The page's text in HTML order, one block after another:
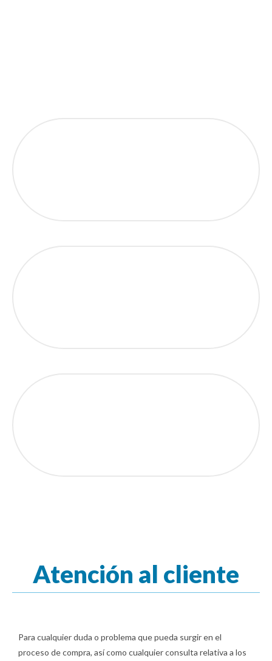
Atención al cliente
Para cualquier duda o problema que pueda surgir en el
proceso de compra, así como cualquier consulta relativa a los